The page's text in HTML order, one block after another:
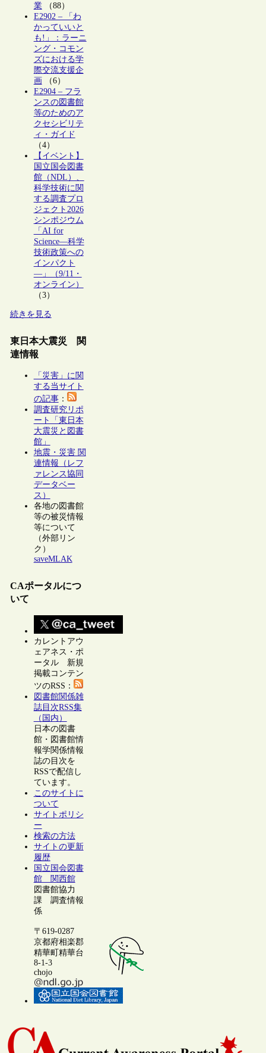
業（88）
E2902 – 「わ
かっていいと
も!」：ラーニ
ング・コモン
ズにおける学
際交流支援企
画 （6）
E2904 – フラ
ンスの図書館
等のためのア
クセシビリテ
ィ・ガイド
（4）
【イベント】
国立国会図書
館（NDL）、
科学技術に関
する調査プロ
ジェクト2026
シンポジウム
「AI for
Science―科学
技術政策への
インパクト
―」（9/11・
オンライン）
（3）
続きを見る
東日本大震災 関
連情報
「災害」に関
する当サイト
の記事：
調査研究リポ
ート「東日本
大震災と図書
館」
地震・災害 関
連情報（レフ
ァレンス協同
データベー
ス）
各地の図書館
等の被災情報
等について
（外部リン
ク）
saveMLAK
CAポータルにつ
いて
カレントアウ
ェアネス・ポ
ータル 新規
掲載コンテン
ツのRSS：
図書館関係雑
誌目次RSS集
（国内）
日本の図書
館・図書館情
報学関係情報
誌の目次を
RSSで配信し
ています。
このサイトに
ついて
サイトポリシ
ー
検索の方法
サイトの更新
履歴
国立国会図書
館 関西館
図書館協力
課 調査情報
係
〒619-0287
京都府相楽郡
精華町精華台
8-1-3
chojo